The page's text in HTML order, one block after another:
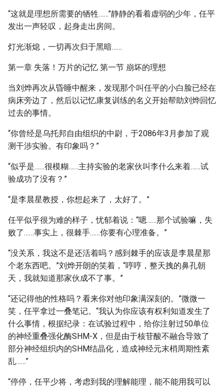
“这就是理想所需要的牺牲……”静静的看着虚弱的少年，任平
发出一声轻叹，起身走出房间。
灯光渐熄，一切再次归于黑暗……
第一章 失落！万片的记忆 第一节 崩坏的理想
当刘烨再次从昏睡中醒来，发现那个叫任平的小白脸已经在
病床旁边了，然后以记忆康复训练的名义开始帮助刘烨回忆
过去的事情。
“你曾经是乌托邦自由组织的中尉，于2086年3月参加了观
测干涉实验。有印象吗？”
“似乎是……很模糊……主持实验的老家伙叫李什么来着……试
验成功了没有？”
“是李晨星教授，你想起来了，太好了。”
任平似乎很为难的样子，忧郁着说：“嗯……那个试验嘛，失
败了……事实上，很棘手……你要有心理准备。”
“没关系，我这不是还活着吗？感到棘手的应该是李晨星那
个老东西吧。”刘烨开朗的笑着，“哼哼，整天拽的鼻孔朝
天，我就知道那家伙成不了事。”
“还记得他的性格吗？看来你对他印象满深刻的。”微微一
笑，任平拿过一叠笔记。“我认为你应该有权利知道发生了
什么事情，根据纪录：在试验过程中，给你注射过50单位
的神经重叠强化酶SHM-X，但是由于核苷酸不融合导致了
部分神经组织内的SHM结晶化，造成神经元末梢周期性紊
乱……”
“停停，任平少将，考虑到我的理解能理，能不能用我可以